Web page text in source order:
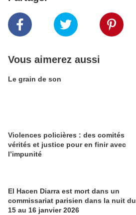
Vous aimerez aussi
Le grain de son
Violences policières : des comités
vérités et justice pour en finir avec
l’impunité
El Hacen Diarra est mort dans un
commissariat parisien dans la nuit du
15 au 16 janvier 2026